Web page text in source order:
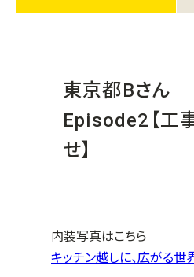
東京都Bさん
Episode2【工
せ】
内装写真はこちら
キッチン越しに、広がる世